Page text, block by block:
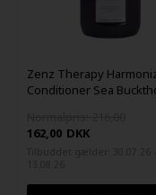
Zenz Therapy
Conditioner Sea
162,00 DKK